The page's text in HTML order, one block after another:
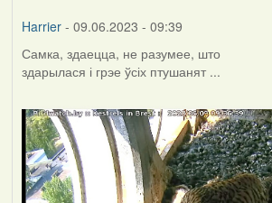
Harrier- 09.06.2023 - 09:39
Самка, здаецца, не разумее, што
здарылася і грэе ўсіх птушанят ...